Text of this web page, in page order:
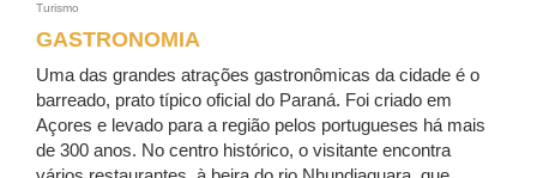
Turismo
GASTRONOMIA
Uma das grandes atrações gastronômicas da cidade é o
barreado, prato típico oficial do Paraná. Foi criado em
Açores e levado para a região pelos portugueses há mais
de 300 anos. No centro histórico, o visitante encontra